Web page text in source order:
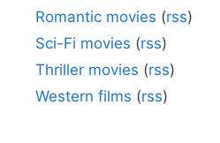
Romantic movies (rss)
Sci-Fi movies (rss)
Thriller movies (rss)
Western films (rss)